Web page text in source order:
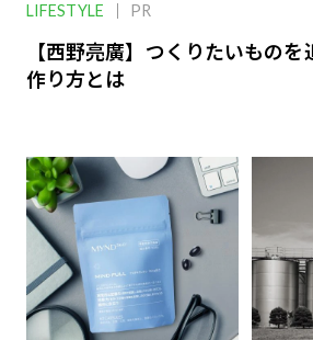
LIFESTYLE PR
【西野亮廣】つくりたいもの
作り方とは